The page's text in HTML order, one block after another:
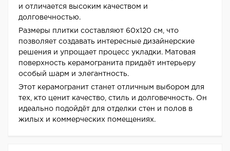
и отличается высоким качеством и
долговечностью.
Размеры плитки составляют 60x120 см, что
позволяет создавать интересные дизайнерские
решения и упрощает процесс укладки. Матовая
поверхность керамогранита придаёт интерьеру
особый шарм и элегантность.
Этот керамогранит станет отличным выбором для
тех, кто ценит качество, стиль и долговечность. Он
идеально подойдёт для отделки стен и полов в
жилых и коммерческих помещениях.